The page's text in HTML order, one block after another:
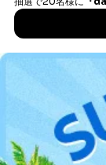
とが困難
国の機
た者が法
する必要
上記２
だ企業
託・提供
供先企業
委託・